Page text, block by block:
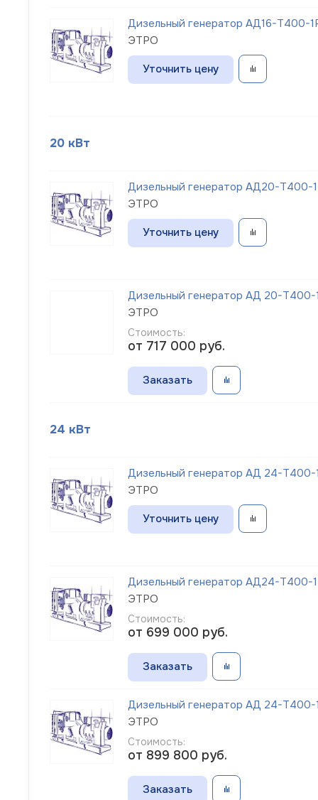
Дизельный генератор АД16-Т400-
ЭТРО
Уточнить цену
20 кВт
Дизельный генератор АД20-Т400-
ЭТРО
Уточнить цену
Дизельный генератор АД 20-Т400-
ЭТРО
Стоимость:
от 717 000 руб.
Заказать
24 кВт
Дизельный генератор АД 24-Т400-
ЭТРО
Уточнить цену
Дизельный генератор АД24-Т400-
ЭТРО
Стоимость:
от 699 000 руб.
Заказать
Дизельный генератор АД 24-Т400-
ЭТРО
Стоимость:
от 899 800 руб.
Заказать